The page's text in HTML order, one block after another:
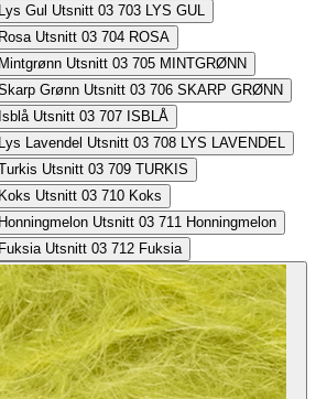
703 LYS GUL
704 ROSA
705 MINTGRØNN
706 SKARP GRØNN
707 ISBLÅ
708 LYS LAVENDEL
709 TURKIS
710 Koks
711 Honningmelon
712 Fuksia